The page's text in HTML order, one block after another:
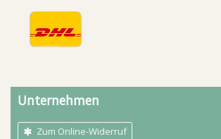
Unternehmen
Zum Online-Widerruf